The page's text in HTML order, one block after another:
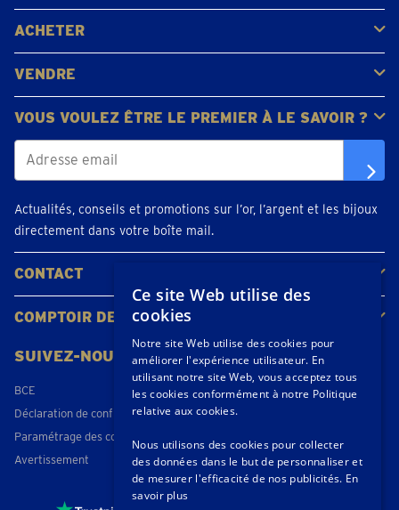
FAQ
Avis clients
ACHETER
Acheter de l'or
Acheter des pièces
Acheter de l'argent
VENDRE
Bijoux en or
Pièces d'or
Lingots d'or
VOUS VOULEZ ÊTRE LE PREMIER À LE SAVOIR ?
Actualités, conseils et promotions sur l’or, l’argent et les bijoux
directement dans votre boîte mail.
CONTACT
Contacter
Planifiez votre rendez-vous
Emplacements
COMPTOIR DE L'OR
SUIVEZ-NOUS
BCE
Déclaration de confidentialité
Paramétrage des cookies
Avertissement
Ce site Web utilise des
cookies
Notre site Web utilise des cookies pour
améliorer l'expérience utilisateur. En
utilisant notre site Web, vous acceptez tous
les cookies conformément à notre Politique
relative aux cookies.
Nous utilisons des cookies pour collecter
des données dans le but de personnaliser et
de mesurer l'efficacité de nos publicités. En
savoir plus